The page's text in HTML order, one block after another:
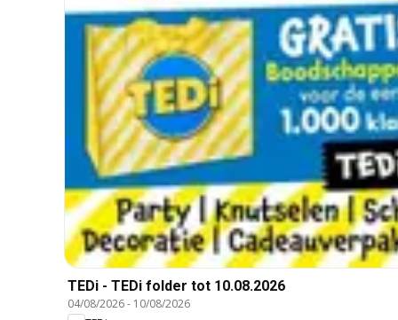
TEDi - TEDi folder tot 10.08.2026
04/08/2026- 10/08/2026